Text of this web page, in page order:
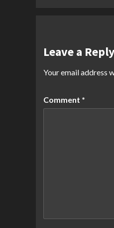
Leave a Reply
Your email address
Comment *